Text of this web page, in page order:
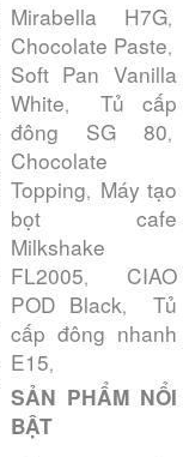
Mirabella H7G,
Chocolate Paste,
Soft Pan Vanilla
White, Tủ cấp
đông SG 80,
Chocolate
Topping, Máy tạo
bọt cafe
Milkshake
FL2005, CIAO
POD Black, Tủ
cấp đông nhanh
E15,
SẢN PHẨM NỔI
BẬT